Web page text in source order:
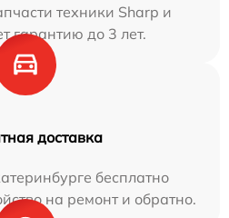
техники Sharp и
гарантию до 3 лет.
доставка
бесплатно
на ремонт и обратно.